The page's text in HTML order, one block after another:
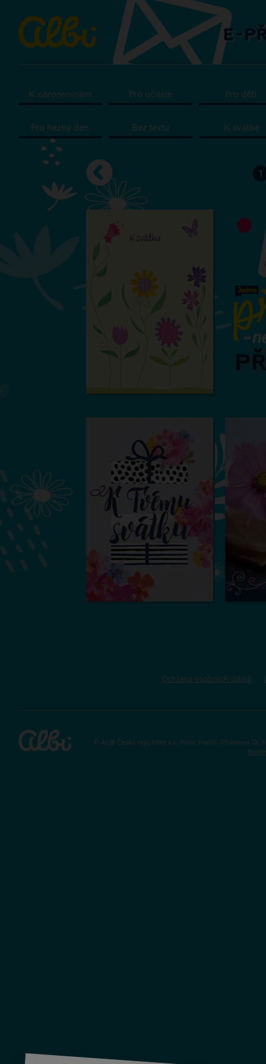
K narozeninám Pro učitele Pro děti
Pro hezký den Bez textu K svatbě
1
Ochrana osobních údajů
© ALBI Česká republika a.s., Palác Karlín, Thámova